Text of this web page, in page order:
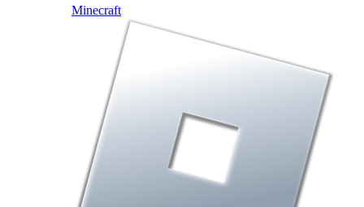
Minecraft